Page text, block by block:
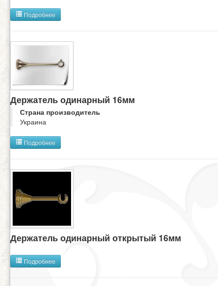
Подробнее
Держатель одинарный 16мм
Страна производитель
Украина
Подробнее
Держатель одинарный открытый 16мм
Подробнее